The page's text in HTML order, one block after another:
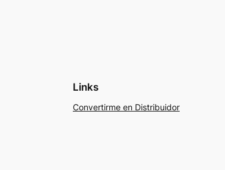
Links
Convertirme en Distribuidor